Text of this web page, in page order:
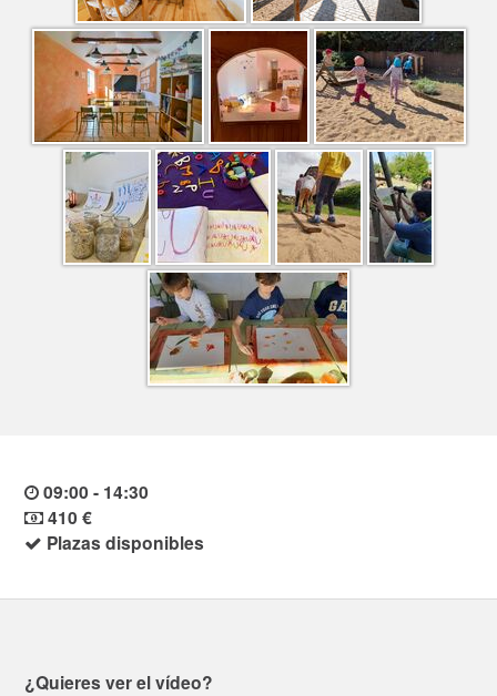
09:00 - 14:30
410 €
Plazas disponibles
¿Quieres ver el vídeo?